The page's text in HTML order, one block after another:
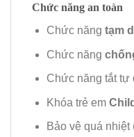
Chức năng an toàn
Chức năng tạm
Chức năng
Chức năng tắt tự
Khóa trẻ em
Bảo vệ quá